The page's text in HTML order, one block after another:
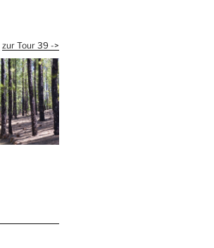
zur Tour 39 ->